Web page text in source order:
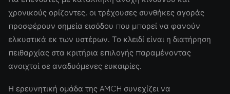
χρονικούς ορίζοντες, οι τρέχουσες συνθήκες αγοράς
προσφέρουν σημεία εισόδου που μπορεί να φανούν
ελκυστικά εκ των υστέρων. Το κλειδί είναι η διατήρηση
πειθαρχίας στα κριτήρια επιλογής παραμένοντας
ανοιχτοί σε αναδυόμενες ευκαιρίες.
Η ερευνητική ομάδα της AMCH συνεχίζει να